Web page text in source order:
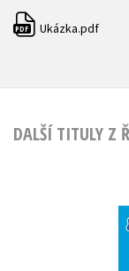
PDF Ukázka.pdf
DALŠÍ TITULY Z